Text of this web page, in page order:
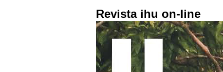
Revista ihu on-line